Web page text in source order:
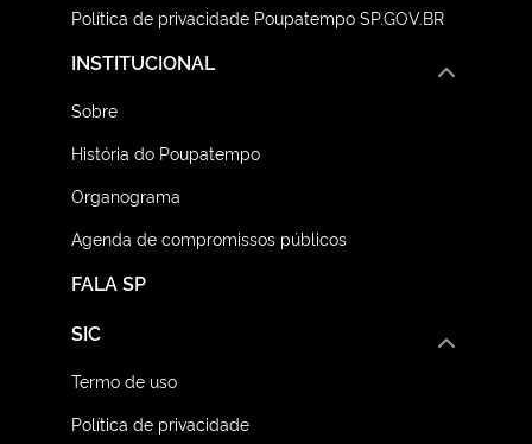
Política de privacidade Poupatempo SP.GOV.BR
FALA SP
INSTITUCIONAL
Sobre
História do Poupatempo
Organograma
Agenda de compromissos públicos
SIC
Termo de uso
Política de privacidade